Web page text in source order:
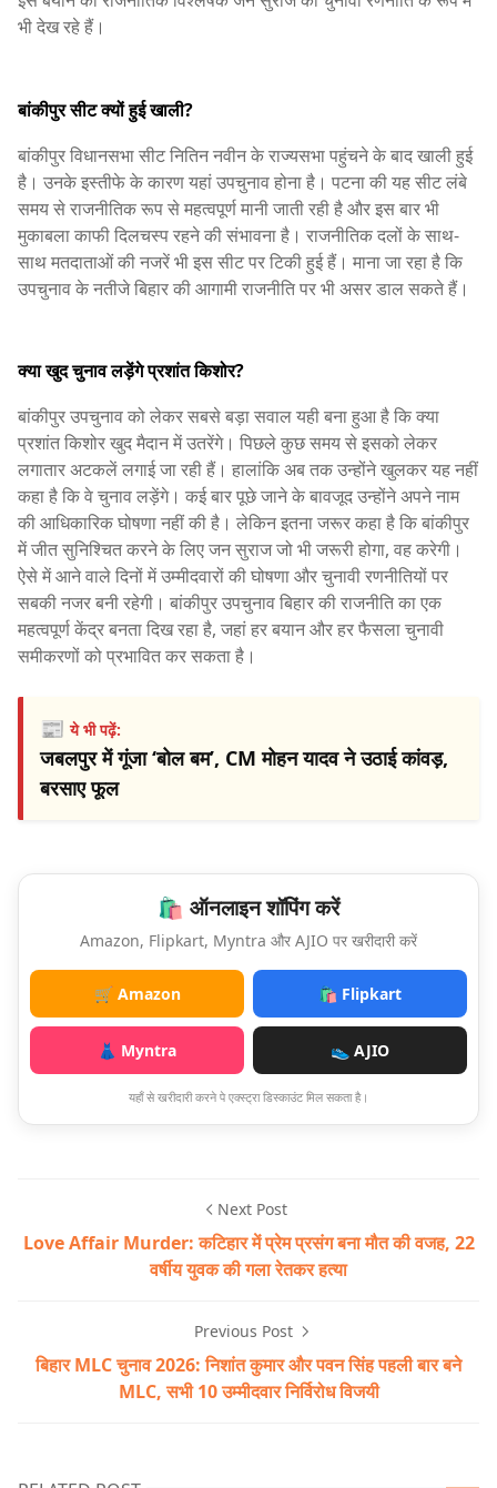
भी देख रहे हैं।
बांकीपुर सीट क्यों हुई खाली?
बांकीपुर विधानसभा सीट नितिन नवीन के राज्यसभा पहुंचने के बाद खाली हुई
है। उनके इस्तीफे के कारण यहां उपचुनाव होना है। पटना की यह सीट लंबे
समय से राजनीतिक रूप से महत्वपूर्ण मानी जाती रही है और इस बार भी
मुकाबला काफी दिलचस्प रहने की संभावना है। राजनीतिक दलों के साथ-
साथ मतदाताओं की नजरें भी इस सीट पर टिकी हुई हैं। माना जा रहा है कि
उपचुनाव के नतीजे बिहार की आगामी राजनीति पर भी असर डाल सकते हैं।
क्या खुद चुनाव लड़ेंगे प्रशांत किशोर?
बांकीपुर उपचुनाव को लेकर सबसे बड़ा सवाल यही बना हुआ है कि क्या
प्रशांत किशोर खुद मैदान में उतरेंगे। पिछले कुछ समय से इसको लेकर
लगातार अटकलें लगाई जा रही हैं। हालांकि अब तक उन्होंने खुलकर यह नहीं
कहा है कि वे चुनाव लड़ेंगे। कई बार पूछे जाने के बावजूद उन्होंने अपने नाम
की आधिकारिक घोषणा नहीं की है। लेकिन इतना जरूर कहा है कि बांकीपुर
में जीत सुनिश्चित करने के लिए जन सुराज जो भी जरूरी होगा, वह करेगी।
ऐसे में आने वाले दिनों में उम्मीदवारों की घोषणा और चुनावी रणनीतियों पर
सबकी नजर बनी रहेगी। बांकीपुर उपचुनाव बिहार की राजनीति का एक
महत्वपूर्ण केंद्र बनता दिख रहा है, जहां हर बयान और हर फैसला चुनावी
समीकरणों को प्रभावित कर सकता है।
📰ये भी पढ़ें:
जबलपुर में गूंजा ‘बोल बम’, CM मोहन यादव ने उठाई कांवड़,
बरसाए फूल
🛍️ ऑनलाइन शॉपिंग करें
Amazon, Flipkart, Myntra और AJIO पर खरीदारी करें
🛒 Amazon 🛍️ Flipkart
👗 Myntra 👟 AJIO
यहाँ से खरीदारी करने पे एक्स्ट्रा डिस्काउंट मिल सकता है।
Next Post
Love Affair Murder: कटिहार में प्रेम प्रसंग बना मौत की वजह, 22
वर्षीय युवक की गला रेतकर हत्या
Previous Post
बिहार MLC चुनाव 2026: निशांत कुमार और पवन सिंह पहली बार बने
MLC, सभी 10 उम्मीदवार निर्विरोध विजयी